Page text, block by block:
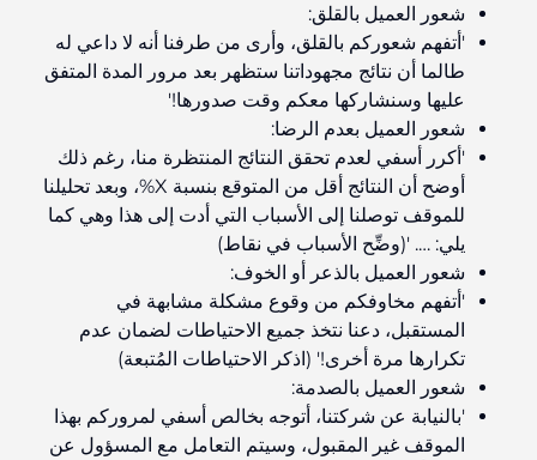
شعور العميل بالقلق:
'أتفهم شعوركم بالقلق، وأرى من طرفنا أنه لا داعي له
طالما أن نتائج مجهوداتنا ستظهر بعد مرور المدة المتفق
عليها وسنشاركها معكم وقت صدورها!'
شعور العميل بعدم الرضا:
'أكرر أسفي لعدم تحقق النتائج المنتظرة منا، رغم ذلك
أوضح أن النتائج أقل من المتوقع بنسبة X%، وبعد تحليلنا
للموقف توصلنا إلى الأسباب التي أدت إلى هذا وهي كما
يلي: …. '(وضِّح الأسباب في نقاط)
شعور العميل بالذعر أو الخوف:
'أتفهم مخاوفكم من وقوع مشكلة مشابهة في
المستقبل، دعنا نتخذ جميع الاحتياطات لضمان عدم
تكرارها مرة أخرى!' (اذكر الاحتياطات المُتبعة)
شعور العميل بالصدمة:
'بالنيابة عن شركتنا، أتوجه بخالص أسفي لمروركم بهذا
الموقف غير المقبول، وسيتم التعامل مع المسؤول عن